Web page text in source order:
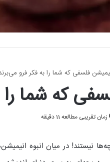
زمان تقریبی مطالعه 11 دقیقه
نیستند! در میان انبوه